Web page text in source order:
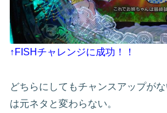
↑FISHチャレンジに成功！！
どちらにしてもチャンスアップが
は元ネタと変わらない。